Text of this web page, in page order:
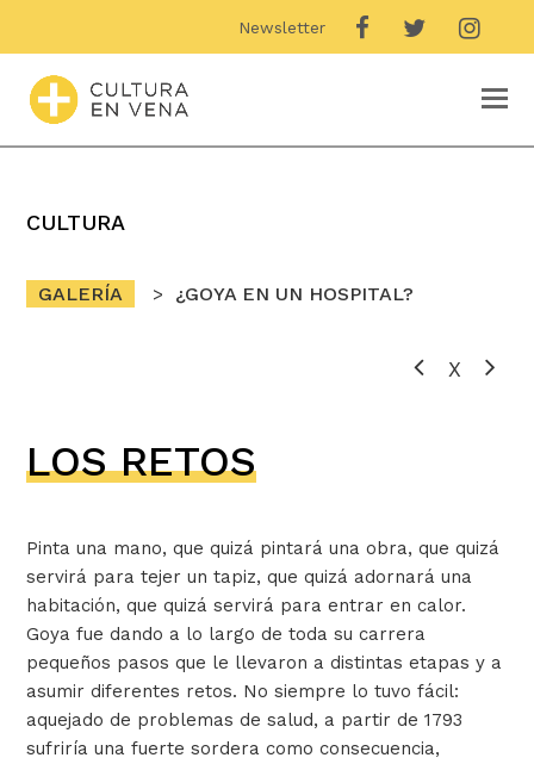
Newsletter
CULTURA
GALERÍA ¿GOYA EN UN HOSPITAL?
X
LOS RETOS
Pinta una mano, que quizá pintará una obra, que quizá
servirá para tejer un tapiz, que quizá adornará una
habitación, que quizá servirá para entrar en calor.
Goya fue dando a lo largo de toda su carrera
pequeños pasos que le llevaron a distintas etapas y a
asumir diferentes retos. No siempre lo tuvo fácil:
aquejado de problemas de salud, a partir de 1793
sufriría una fuerte sordera como consecuencia,